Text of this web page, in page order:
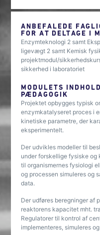
ANBEFALEDE
FOR AT DELTAGE I
Enzymteknologi 2 samt
ligevægt 2 samt Kemisk
projektmodul/
sikkerhed i laboratoriet
MODULETS
PÆDAGOGIK
Projektet opbygges typisk
enzymkatalyseret proces i
kinetiske parametre, der
eksperimentelt.
Der udvikles modeller til
under forskellige fysiske og
til organismernes fysiologi
og processen simuleres og
data.
Der udføres beregninger af
reaktorens kapacitet mht.
Regulatorer til kontrol af
implementeres, simuleres